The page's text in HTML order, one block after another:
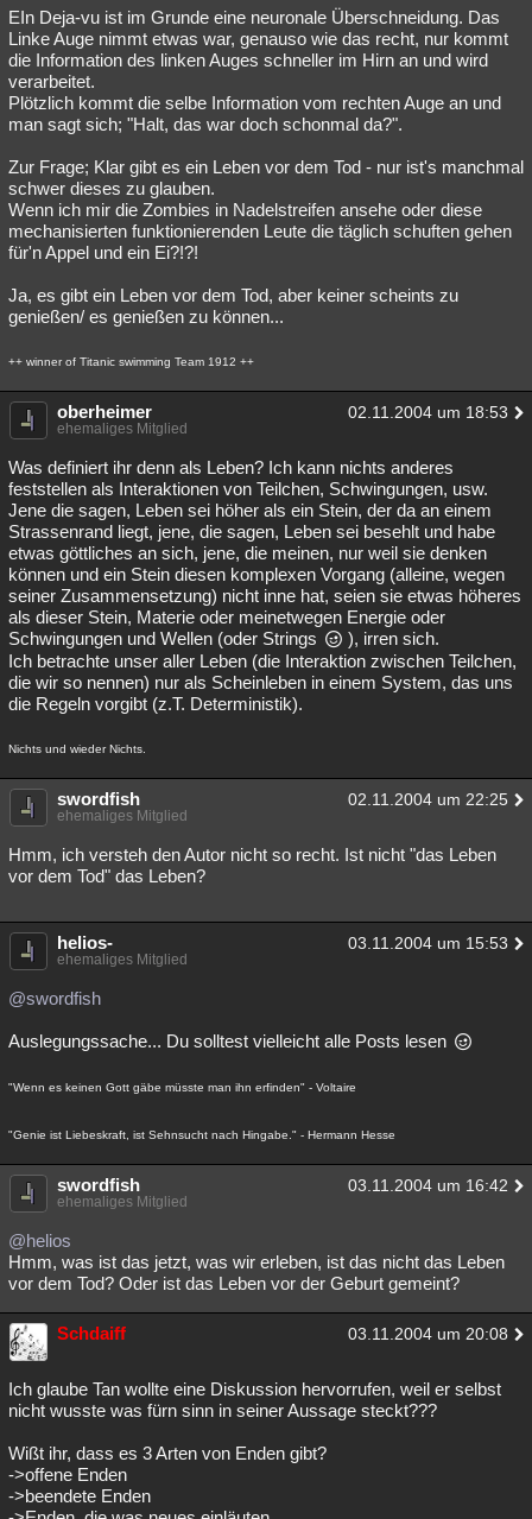
EIn Deja-vu ist im Grunde eine neuronale Überschneidung. Das
Linke Auge nimmt etwas war, genauso wie das recht, nur kommt
die Information des linken Auges schneller im Hirn an und wird
verarbeitet.
Plötzlich kommt die selbe Information vom rechten Auge an und
man sagt sich; "Halt, das war doch schonmal da?".
Zur Frage; Klar gibt es ein Leben vor dem Tod - nur ist's manchmal
schwer dieses zu glauben.
Wenn ich mir die Zombies in Nadelstreifen ansehe oder diese
mechanisierten funktionierenden Leute die täglich schuften gehen
für'n Appel und ein Ei?!?!
Ja, es gibt ein Leben vor dem Tod, aber keiner scheints zu
genießen/ es genießen zu können...
++ winner of Titanic swimming Team 1912 ++
oberheimer 02.11.2004 um 18:53
ehemaliges Mitglied
Was definiert ihr denn als Leben? Ich kann nichts anderes
feststellen als Interaktionen von Teilchen, Schwingungen, usw.
Jene die sagen, Leben sei höher als ein Stein, der da an einem
Strassenrand liegt, jene, die sagen, Leben sei besehlt und habe
etwas göttliches an sich, jene, die meinen, nur weil sie denken
können und ein Stein diesen komplexen Vorgang (alleine, wegen
seiner Zusammensetzung) nicht inne hat, seien sie etwas höheres
als dieser Stein, Materie oder meinetwegen Energie oder
Schwingungen und Wellen (oder Strings
), irren sich.
Ich betrachte unser aller Leben (die Interaktion zwischen Teilchen,
die wir so nennen) nur als Scheinleben in einem System, das uns
die Regeln vorgibt (z.T. Deterministik).
Nichts und wieder Nichts.
swordfish 02.11.2004 um 22:25
ehemaliges Mitglied
Hmm, ich versteh den Autor nicht so recht. Ist nicht "das Leben
vor dem Tod" das Leben?
helios- 03.11.2004 um 15:53
ehemaliges Mitglied
@swordfish
Auslegungssache... Du solltest vielleicht alle Posts lesen
"Wenn es keinen Gott gäbe müsste man ihn erfinden" - Voltaire
"Genie ist Liebeskraft, ist Sehnsucht nach Hingabe." - Hermann Hesse
swordfish 03.11.2004 um 16:42
ehemaliges Mitglied
@helios
Hmm, was ist das jetzt, was wir erleben, ist das nicht das Leben
vor dem Tod? Oder ist das Leben vor der Geburt gemeint?
Schdaiff 03.11.2004 um 20:08
Ich glaube Tan wollte eine Diskussion hervorrufen, weil er selbst
nicht wusste was fürn sinn in seiner Aussage steckt???
Wißt ihr, dass es 3 Arten von Enden gibt?
->offene Enden
->beendete Enden